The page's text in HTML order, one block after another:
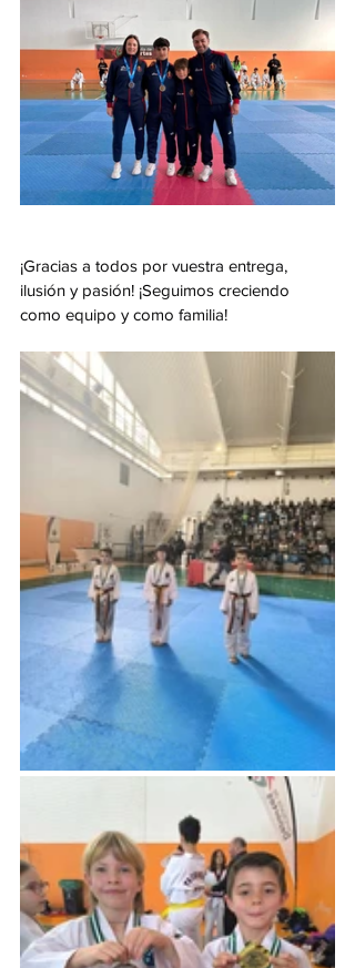
¡Gracias a todos por vuestra entrega,
ilusión y pasión! ¡Seguimos creciendo
como equipo y como familia!